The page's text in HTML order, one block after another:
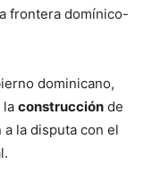
frontera domínico-
dominicano,
la construcción de
la disputa con el